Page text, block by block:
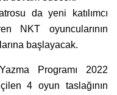
da yeni katılımcı
NKT oyuncularının
başlayacak.
Programı 2022
4 oyun taslağının